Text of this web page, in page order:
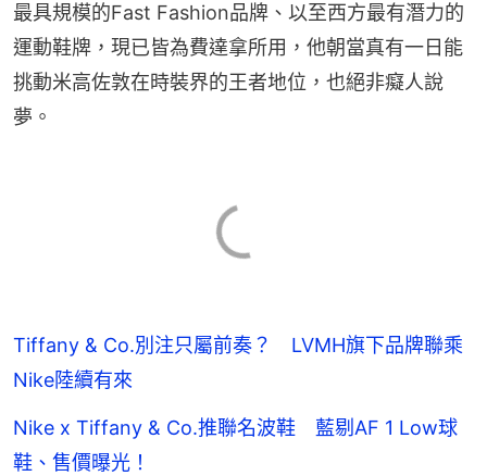
最具規模的Fast Fashion品牌、以至西方最有潛力的
運動鞋牌，現已皆為費達拿所用，他朝當真有一日能
挑動米高佐敦在時裝界的王者地位，也絕非癡人說
夢。
Tiffany & Co.別注只屬前奏？ LVMH旗下品牌聯乘
Nike陸續有來
Nike x Tiffany & Co.推聯名波鞋 藍剔AF 1 Low球
鞋、售價曝光！